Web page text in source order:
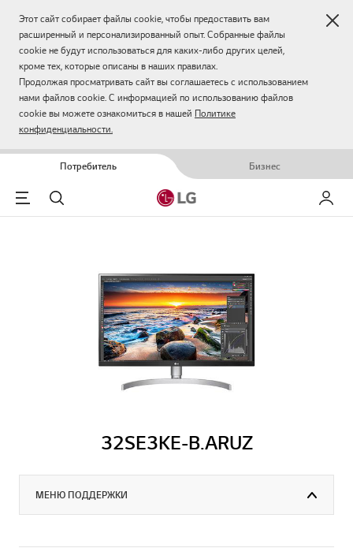
Этот сайт собирает файлы cookie, чтобы предоставить вам
расширенный и персонализированный опыт. Собранные файлы
cookie не будут использоваться для каких-либо других целей,
кроме тех, которые описаны в наших правилах.
Продолжая просматривать сайт вы соглашаетесь с использованием
нами файлов cookie. С информацией по использованию файлов
cookie вы можете ознакомиться в нашей Политике
конфиденциальности.
Потребитель Бизнес
Menu
Поиск Мой LG
32SE3KE-B.ARUZ
МЕНЮ ПОДДЕРЖКИ